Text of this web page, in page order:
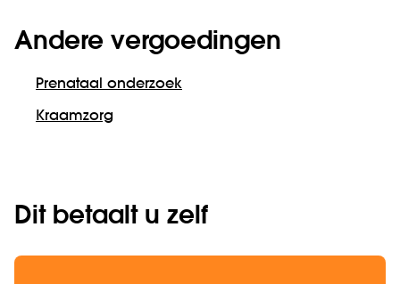
Andere vergoedingen
Prenataal onderzoek
Kraamzorg
Dit betaalt u zelf